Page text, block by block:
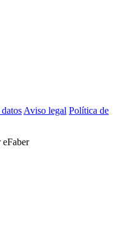
Aviso legal Política de